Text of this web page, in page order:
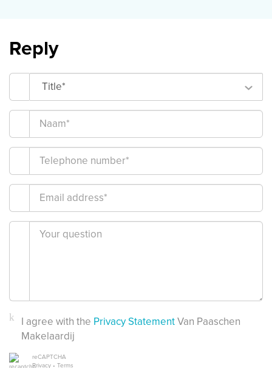
Reply
Title*
I agree with the Privacy StatementVan Paaschen
Makelaardij
reCAPTCHA
Privacy • Terms